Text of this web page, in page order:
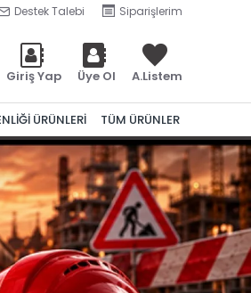
Destek Talebi Siparişlerim
Giriş Yap Üye Ol A.Listem
ÜRÜNLERİ TÜM ÜRÜNLER